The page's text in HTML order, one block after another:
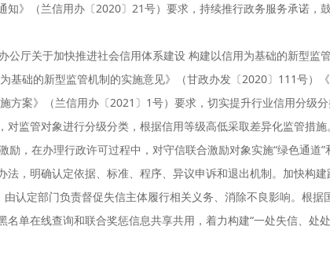
》（兰信用办〔2020〕21号）要求，持续推行政务服务承诺，
公厅关于加快推进社会信用体系建设 构建以信用为基础的新型
基础的新型监管机制的实施意见》（甘政办发〔2020〕111号）
方案》（兰信用办〔2021〕1号）要求，切实提升行业信用分级
监管对象进行分级分类，根据信用等级高低采取差异化监管措施。
励，在办理行政许可过程中，对守信联合激励对象实施“绿色通道
，明确认定依据、标准、程序、异议申诉和退出机制。加快构
认定部门负责督促失信主体履行相关义务、消除不良影响。根
单在线查询和联合奖惩信息共享共用，着力构建“一处失信、处处